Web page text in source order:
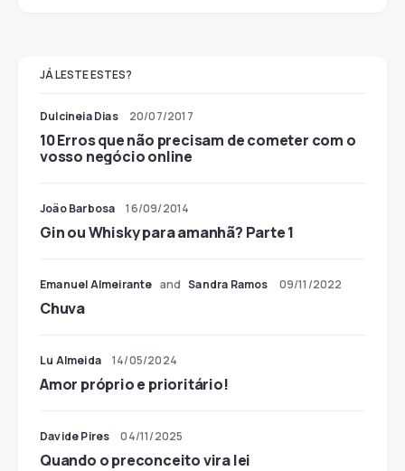
JÁ LESTE ESTES?
Dulcineia Dias 20/07/2017
10 Erros que não precisam de cometer com o
vosso negócio online
João Barbosa 16/09/2014
Gin ou Whisky para amanhã? Parte 1
Emanuel Almeirante and Sandra Ramos 09/11/2022
Chuva
Lu Almeida 14/05/2024
Amor próprio e prioritário!
Davide Pires 04/11/2025
Quando o preconceito vira lei